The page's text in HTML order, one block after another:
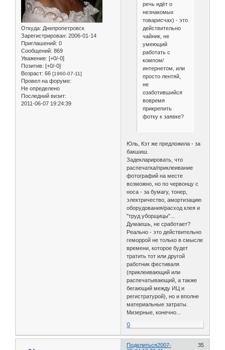
Откуда: Днепропетровск
Зарегистрирован: 2006-01-14
Приглашений: 0
Сообщений: 869
Уважение: [+0/-0]
Позитив: [+0/-0]
Возраст: 66 [1960-07-11]
Провел на форуме:
Не определено
Последний визит:
2011-06-07 19:24:39
речь идёт о
незнакомых
товарисчах) - это
действительно
чайник, не
умеющий
работать с
компом/
интернетом, или
просто лентяй,
не
озаботившийся
вовремя
прикрепить
фотку к заявке?
Юль, Кэт же предложила - за
бакшиш.
Задекларировать, что
распечатка/приклеивание
фотографий на месте
возможно, но по червонцу с
носа - за бумагу, тонер,
электричество, амортизацию
оборудования/расход клея и
"труд уборщицы"...
Думаешь, не сработает?
Реально - это действительно
геморрой не только в смысле
времени, которое будет
тратить тот или другой
работник фестиваля
(приклеивающий или
распечатывающий, а также
бегающий между ИЦ и
регистратурой), но и вполне
материальные затраты.
Мизерные, конечно...
0
Поделиться 35
2007-